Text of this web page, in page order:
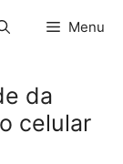
Menu
da
celular